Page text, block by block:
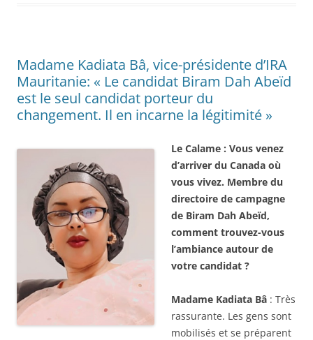
Madame Kadiata Bâ, vice-présidente d’IRA
Mauritanie: « Le candidat Biram Dah Abeïd
est le seul candidat porteur du
changement. Il en incarne la légitimité »
Le Calame : Vous venez
d’arriver du Canada où
vous vivez. Membre du
directoire de campagne
de Biram Dah Abeïd,
comment trouvez-vous
l’ambiance autour de
votre candidat ?
Madame Kadiata Bâ : Très
rassurante. Les gens sont
mobilisés et se préparent